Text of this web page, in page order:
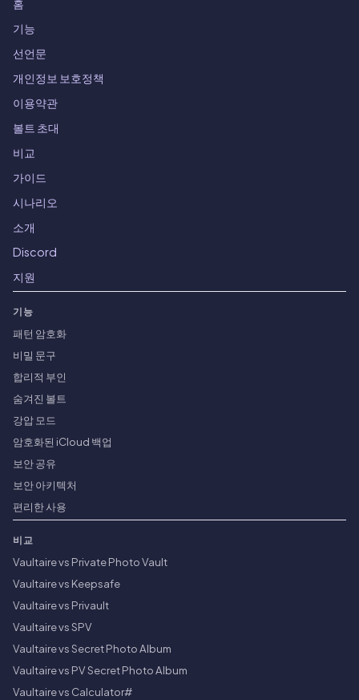
홈
기능
선언문
개인정보 보호정책
이용약관
볼트 초대
비교
가이드
시나리오
소개
Discord
지원
기능
패턴 암호화
비밀 문구
합리적 부인
숨겨진 볼트
강압 모드
암호화된 iCloud 백업
보안 공유
보안 아키텍처
편리한 사용
비교
Vaultaire vs Private Photo Vault
Vaultaire vs Keepsafe
Vaultaire vs Privault
Vaultaire vs SPV
Vaultaire vs Secret Photo Album
Vaultaire vs PV Secret Photo Album
Vaultaire vs Calculator#